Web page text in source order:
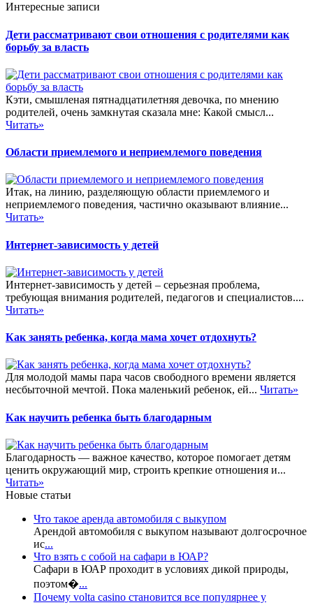
Интересные записи
Дети рассматривают свои отношения с родителями как
борьбу за власть
Кэти, смышленая пятнадцатилетняя девочка, по мнению
родителей, очень замкнутая сказала мне: Какой смысл...
Читать»
Области приемлемого и неприемлемого поведения
Итак, на линию, разделяющую области приемлемого и
неприемлемого поведения, частично оказывают влияние...
Читать»
Интернет-зависимость у детей
Интернет-зависимость у детей – серьезная проблема,
требующая внимания родителей, педагогов и специалистов....
Читать»
Как занять ребенка, когда мама хочет отдохнуть?
Для молодой мамы пара часов свободного времени является
несбыточной мечтой. Пока маленький ребенок, ей... Читать»
Как научить ребенка быть благодарным
Благодарность — важное качество, которое помогает детям
ценить окружающий мир, строить крепкие отношения и...
Читать»
Новые статьи
Что такое аренда автомобиля с выкупом
Арендой автомобиля с выкупом называют долгосрочное
ис...
Что взять с собой на сафари в ЮАР?
Сафари в ЮАР проходит в условиях дикой природы,
поэтом�...
Почему volta casino становится все популярнее у